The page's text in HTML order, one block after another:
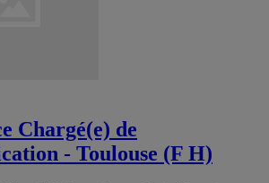
Chargé(e) de
- Toulouse (F H)